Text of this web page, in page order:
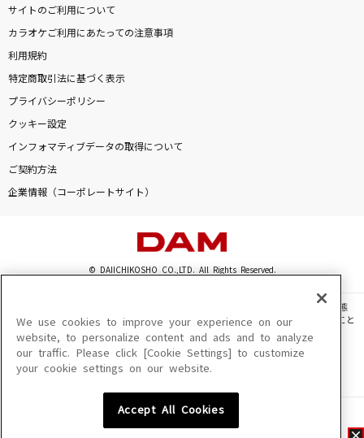
サイトのご利用について
カラオケご利用にあたっての注意事項
利用規約
特定商取引法に基づく表示
プライバシーポリシー
クッキー設定
インフォマティブデータの取得について
ご契約方法
企業情報（コーポレートサイト）
© DAIICHIKOSHO CO.,LTD. All Rights Reserved.
このサイトに掲載されている一切の文章・画像・写真・動画・音声等を、手段や形態
を問わず、著作権法の定める範囲を超えて無断で複製、転載、ファイル化などすること
を禁じます。
楽曲及びコンテンツは、機種によりご利用いただけない場合があります。
楽曲及びコンテンツの配信日、配信内容が変更になる場合があります。
We use cookies to improve your experience on our
website, to personalize content and ads and to analyze
our traffic. Please click [Cookie Settings] to customize
your cookie settings on our website.
Accept All Cookies